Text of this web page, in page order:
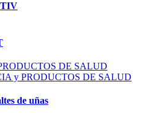
DE SALUD
y PRODUCTOS DE SALUD
de uñas